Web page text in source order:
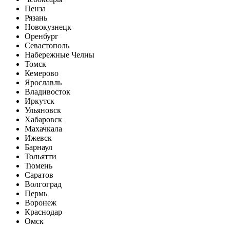
Пенза
Рязань
Новокузнецк
Оренбург
Севастополь
Набережные Челны
Томск
Кемерово
Ярославль
Владивосток
Иркутск
Ульяновск
Хабаровск
Махачкала
Ижевск
Барнаул
Тольятти
Тюмень
Саратов
Волгоград
Пермь
Воронеж
Краснодар
Омск